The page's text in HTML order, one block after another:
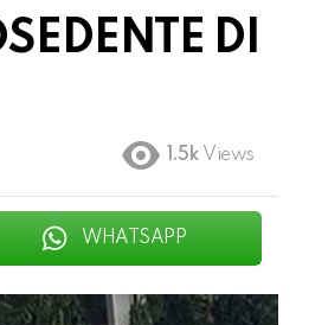
DI
1.5k Views
WHATSAPP